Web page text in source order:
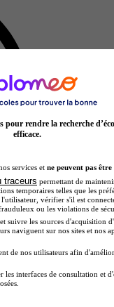
Ivy
gestion et finance
Ivy, le Bac techno
les futurs
et de la finance. Cette
rendre la recherche
efficace.
services et ne peuvent pas être
traceurs permettant de
temporaires telles que les
vérifier s'il est
ou les violations de
suivre les sources d'acquisition
naviguent sur nos sites et nos
de nos utilisateurs afin
les interfaces de consultation et